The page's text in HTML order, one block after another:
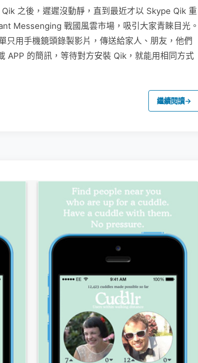
之後，遲遲沒動靜，直到最近才以 Skype Qik 重
Messenging 戰國風雲市場，吸引大家青睞目光。
只用手機鏡頭錄製影片，傳送給家人、朋友，他們
APP 的簡訊，等待對方安裝 Qik，就能用相同方式
繼續閱讀→